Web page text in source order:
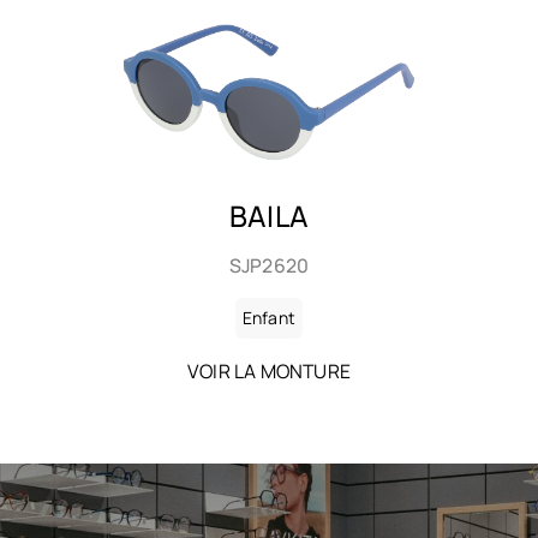
JULBO
J5921138OP
Enfant
VOIR LA MONTURE